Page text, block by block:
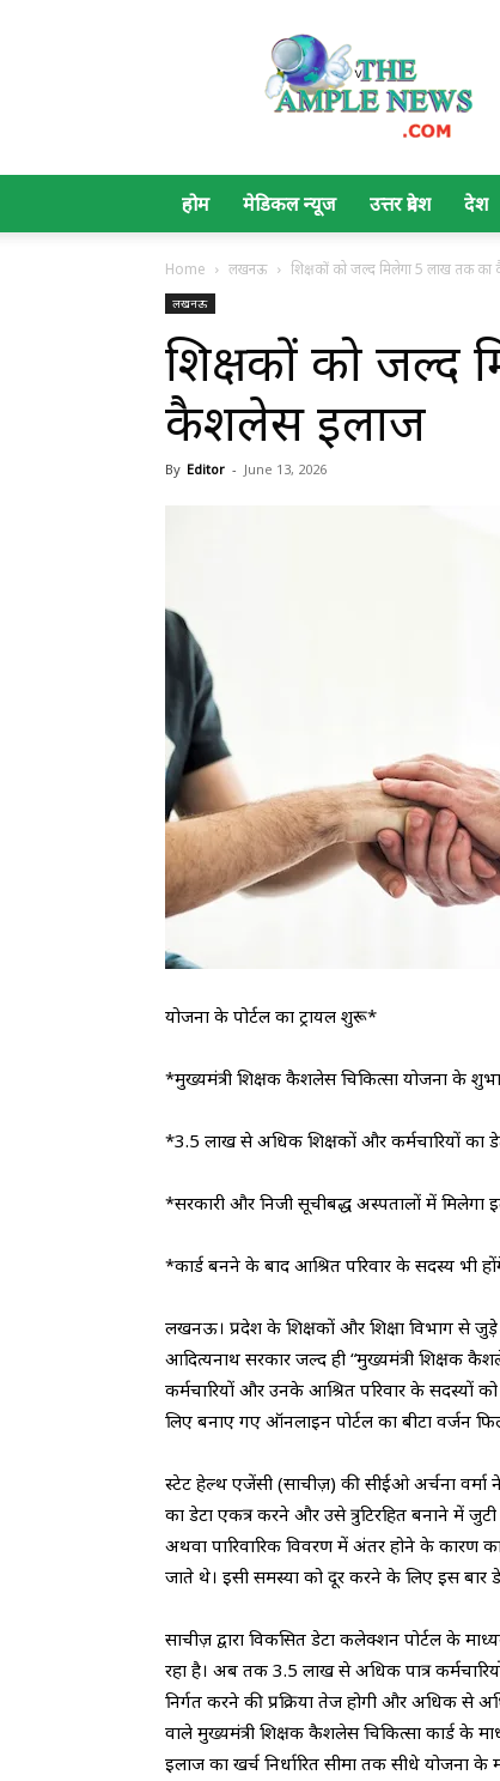
Ample
News
होम मेडिकल न्यूज उत्तर प्रदेश देश
Home लखनऊ शिक्षकों को जल्द मिलेगा 5 लाख तक
लखनऊ
शिक्षकों को जल्द
कैशलेस इलाज
By Editor - June 13, 2026
योजना के पोर्टल का ट्रायल शुरू*
*मुख्यमंत्री शिक्षक कैशलेस चिकित्सा योजना के
*3.5 लाख से अधिक शिक्षकों और कर्मचारियों का
*सरकारी और निजी सूचीबद्ध अस्पतालों में मिलेगा
*कार्ड बनने के बाद आश्रित परिवार के सदस्य भी
लखनऊ। प्रदेश के शिक्षकों और शिक्षा विभाग से जुड़े
आदित्यनाथ सरकार जल्द ही “मुख्यमंत्री शिक्षक
कर्मचारियों और उनके आश्रित परिवार के सदस्यों
लिए बनाए गए ऑनलाइन पोर्टल का बीटा वर्जन
स्टेट हेल्थ एजेंसी (साचीज़) की सीईओ अर्चना वर्मा
का डेटा एकत्र करने और उसे त्रुटिरहित बनाने में
अथवा पारिवारिक विवरण में अंतर होने के कारण
जाते थे। इसी समस्या को दूर करने के लिए इस बार
साचीज़ द्वारा विकसित डेटा कलेक्शन पोर्टल के
रहा है। अब तक 3.5 लाख से अधिक पात्र
निर्गत करने की प्रक्रिया तेज होगी और अधिक से
वाले मुख्यमंत्री शिक्षक कैशलेस चिकित्सा कार्ड के
इलाज का खर्च निर्धारित सीमा तक सीधे योजना के